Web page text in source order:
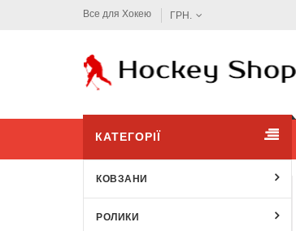
Все для Хокею ГРН.
КАТЕГОРІЇ
КОВЗАНИ
РОЛИКИ